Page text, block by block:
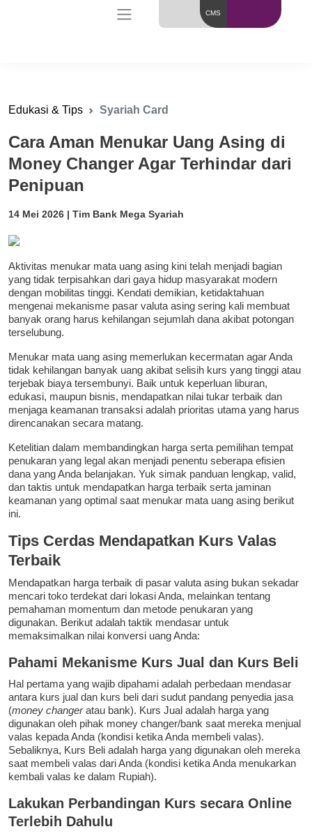
CMS
Edukasi & Tips Syariah Card
Cara Aman Menukar Uang Asing di
Money Changer Agar Terhindar dari
Penipuan
14 Mei 2026 | Tim Bank Mega Syariah
Aktivitas menukar mata uang asing kini telah menjadi bagian
yang tidak terpisahkan dari gaya hidup masyarakat modern
dengan mobilitas tinggi. Kendati demikian, ketidaktahuan
mengenai mekanisme pasar valuta asing sering kali membuat
banyak orang harus kehilangan sejumlah dana akibat potongan
terselubung.
Menukar mata uang asing memerlukan kecermatan agar Anda
tidak kehilangan banyak uang akibat selisih kurs yang tinggi atau
terjebak biaya tersembunyi. Baik untuk keperluan liburan,
edukasi, maupun bisnis, mendapatkan nilai tukar terbaik dan
menjaga keamanan transaksi adalah prioritas utama yang harus
direncanakan secara matang.
Ketelitian dalam membandingkan harga serta pemilihan tempat
penukaran yang legal akan menjadi penentu seberapa efisien
dana yang Anda belanjakan. Yuk simak panduan lengkap, valid,
dan taktis untuk mendapatkan harga terbaik serta jaminan
keamanan yang optimal saat menukar mata uang asing berikut
ini.
Tips Cerdas Mendapatkan Kurs Valas
Terbaik
Mendapatkan harga terbaik di pasar valuta asing bukan sekadar
mencari toko terdekat dari lokasi Anda, melainkan tentang
pemahaman momentum dan metode penukaran yang
digunakan. Berikut adalah taktik mendasar untuk
memaksimalkan nilai konversi uang Anda:
Pahami Mekanisme Kurs Jual dan Kurs Beli
Hal pertama yang wajib dipahami adalah perbedaan mendasar
antara kurs jual dan kurs beli dari sudut pandang penyedia jasa
(money changeratau bank). Kurs Jual adalah harga yang
digunakan oleh pihak money changer/bank saat mereka menjual
valas kepada Anda (kondisi ketika Anda membeli valas).
Sebaliknya, Kurs Beli adalah harga yang digunakan oleh mereka
saat membeli valas dari Anda (kondisi ketika Anda menukarkan
kembali valas ke dalam Rupiah).
Lakukan Perbandingan Kurs secara Online
Terlebih Dahulu